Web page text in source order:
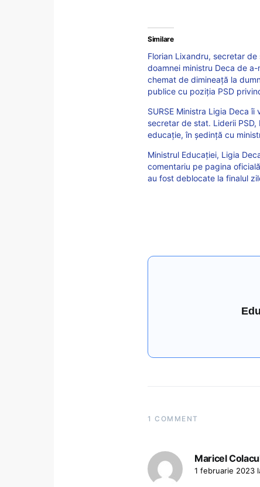
Similare
Florian Lixandru, secretar
doamnei ministru Deca de
chemat de dimineață la
publice cu poziția PSD
SURSE Ministra Ligia Deca
secretar de stat. Liderii
educație, în ședință cu
Ministrul Educației, Ligia
comentariu pe pagina
au fost deblocate la finalul
1 COMMENT
Maricel
1 februarie 2023